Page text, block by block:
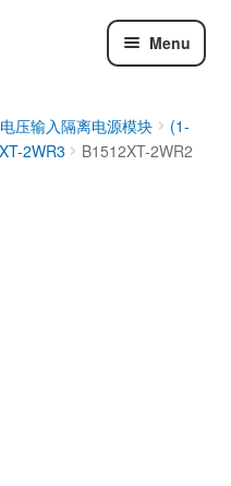
Menu
压输入隔离电源模块
(1-
2WR3 B1512XT-2WR2